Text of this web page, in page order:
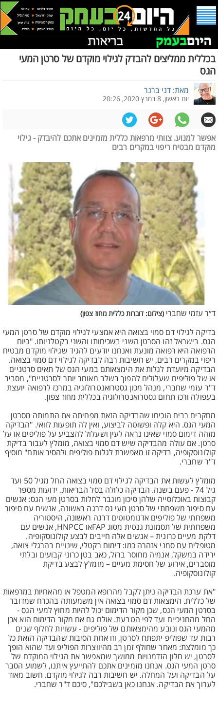
בכללית ממליצים להבדק לגילוי מוקדם של סרטן המעי
הגס
מאת: דני ברנר
יום ראשון, 8 במרץ 2020, 20:26
אפשר למנוע. צוותי מרפאות כללית מזמינים אתכם להיבדק - גילוי
מוקדם מבטיח ריפוי במקרים רבים
ד״ר עזמי שחברי (צילום: דוברות כללית מחוז צפון)
בדיקה לגילוי דם סמוי בצואה היא אמצעי לגילוי מוקדם של סרטן המעי
הגס. בישראל זהו הסרטן השני בשכיחותו והשני בקטלניותו. "כיום
הרפואה היא רפואה מונעת ואנחנו יודעים להגיד שגילוי מוקדם מבטיח
ריפוי במקרים רבים, יש חשיבות רבה לבדיקה לגילוי דם סמוי בצואה.
הבדיקה מיועדת לגלות את הימצאותם במעי הגס של תאים סרטניים
או של פוליפים שעלולים להפוך בשלב מאוחר יותר לסרטניים", מסביר
ד"ר עזמי שחברי, מנהל מכון גסטרואנטרולוגיה במרכז לרפואה יועצת
בעפולה ורכז תחום גסטרואנטרולוגיה בכללית מחוז צפון.
מחקרים רבים הוכיחו שהבדיקה הזאת מפחיתה את התמותה מסרטן
המעי הגס. היא קלה ופשוטה לביצוע, ואין לה תופעות לוואי. "הבדיקה
מזהה דימום סמוי שאינו נראה לעין ושעלול להצביע על פוליפים או על
סרטן. אם עולה מהבדיקה שיש דם סמוי בצואה, מומלץ לעבור בדיקת
קולונוסקופיה, בדיקה זו מאפשרת לגלות פוליפים ולהסיר אותם" מוסיף
ד"ר שחברי.
מומלץ לעשות את הבדיקה לגילוי דם סמוי בצואה החל מגיל 50 ועד
גיל 74 - פעם בשנה. הבדיקה כלולה בסל הבריאות. ידועות מספר
קבוצות באוכלוסייה שלהן סיכון מוגבר לחלות בסרטן מעי הגס: אנשים
עם סיפור משפחתי של סרטן מעי גס דרגה ראשונה, אנשים עם סיפור
משפחתי של פוליפים אדנומטוטים דרגה ראשונה, היסטוריה
משפחתית של תסמונת גנטית מסוג FAPאו HNPCC, אנשים עם
דלקת מעיים כרונית – אנשים אלה חייבים לבצע קולונוסקופיה.
מטופלים עם סמני אזהרה כמו: דימום רקטלי, שינויים בהרגלי צואה,
ירידה במשקל, אנמיה מחוסר ברזל, כאב בטן כרוני קבועים ובלתי
מוסברים, אירוע של חסימת מעיים – מומלץ לבצע בדיקת
קולונוסקופיה.
"את ערכת הבדיקה ניתן לקבל מהרופא המטפל או מהאחיות במרפאות
של כללית. הימצאות דם סמוי בצואה אין משמעותה בהכרח שמדובר
בסרטן המעי הגס, שכן מקור הדימום יכול להיות מחוץ למעי הגס -
החל מהחניכיים ועד לפי הטבעת. אולם גם אם מקור הדימום הוא אכן
מהמעי הגס ונובע מהימצאותם של פוליפים - עשויות לחלוף שנים
רבות עד שפוליפ יתפתח לסרטן, וזו אחת הסיבות שהבדיקה הזאת כל
כך מומלצת: מאחר שחולף זמן רב מהיווצרות הפוליפ ועד שהוא הופך
לסרטן, יש חלון הזדמנויות ממושך שמאפשר את הגילוי המוקדם של
סרטן המעי הגס. אנחנו מזמינים אתכם להתייעץ איתנו, לשמוע הסבר
על הבדיקה ועל המחלה. יש חשיבות רבה לגילוי מוקדם. חשוב מאוד
לערוך את הבדיקה. אנחנו כאן בשבילכם", סיכם ד"ר שחברי.